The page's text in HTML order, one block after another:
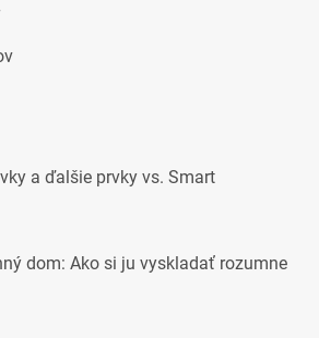
a ďalšie prvky vs. Smart
dom: Ako si ju vyskladať rozumne